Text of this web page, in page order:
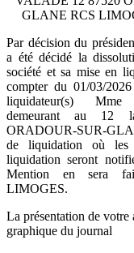
GLANE RCS
Par décision du
a été décidé la
société et sa mise en
compter du 01/03/
liquidateur(s)
demeurant au 12
ORADOUR-SUR-
de liquidation où les
liquidation seront
Mention en sera
LIMOGES.
La présentation de
graphique du journal